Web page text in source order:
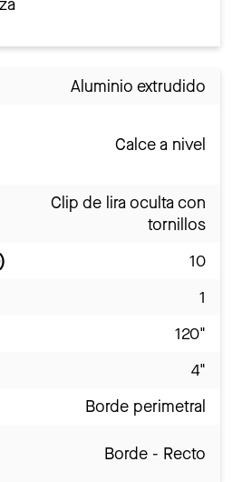
Aluminio extrudido
Calce a nivel
Clip de lira oculta con
tornillos
10
1
120"
4"
Borde perimetral
Borde - Recto